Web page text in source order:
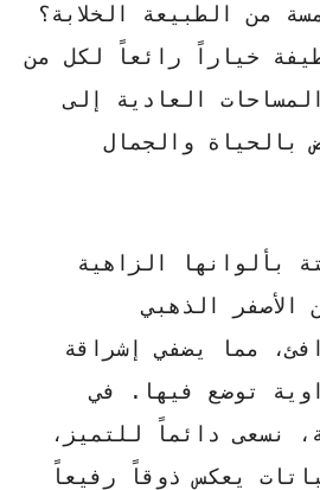
من الطبيعة الخلابة؟
خياراً رائعاً لكل من
العادية إلى
بالحياة والجمال
بألوانها الزاهية
الأصفر الذهبي
مما يضفي
إشراقة
توضع فيها. في
نسعى دائماً للتميز،
يعكس ذوقاً رفيعاً